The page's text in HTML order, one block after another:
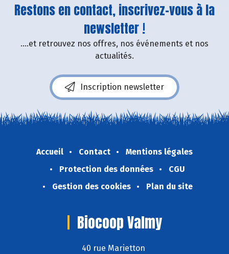
Restons en contact, inscrivez-vous à la
newsletter !
....et retrouvez nos offres, nos événements et nos
actualités.
Inscription newsletter
Accueil Contact
Mentions légales
Protection des données
CGU
Gestion des cookies
Plan du site
Biocoop Valmy
40 rue Marietton